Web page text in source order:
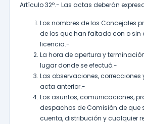
Artículo 32º.- Las actas deberán
Los nombres de los Concejales
de los que han faltado con o sin
licencia.-
La hora de apertura y
lugar donde se efectuó.-
Las observaciones,
acta anterior.-
Los asuntos, comunicaciones,
despachos de Comisión de que
cuenta, distribución y cualquier